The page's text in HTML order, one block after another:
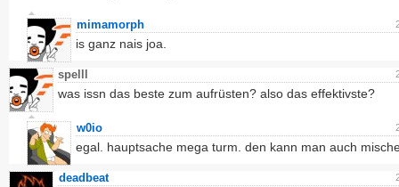
mimamorph
is ganz nais joa.
spelll
was issn das beste zum aufrüsten? also das effektivste?
w0io
egal. hauptsache mega turm. den kann man auch
deadbeat